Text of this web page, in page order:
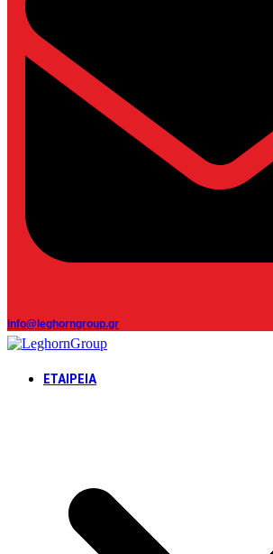
info@leghorngroup.gr
ΕΤΑΙΡΕΊΑ